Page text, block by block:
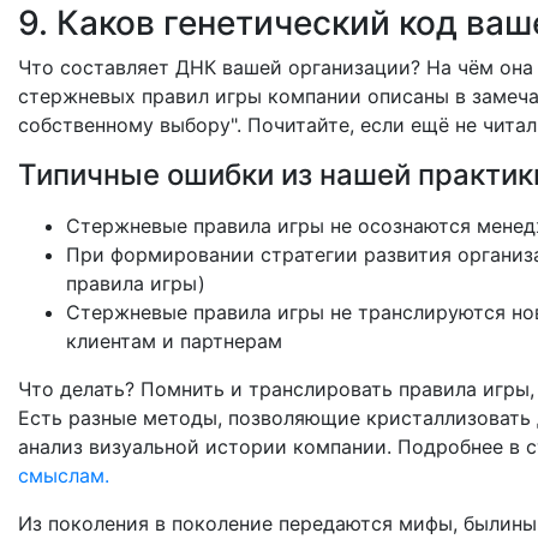
9. Каков генетический код
Что составляет ДНК вашей организации? На чём
стержневых правил игры компании описаны в
собственному выбору". Почитайте, если ещё не
Типичные ошибки из нашей
Стержневые правила игры не осознаются
При формировании стратегии развития
правила игры)
Стержневые правила игры не транслируются
клиентам и партнерам
Что делать? Помнить и транслировать правила
Есть разные методы, позволяющие
анализ визуальной истории компании. Подробнее в
смыслам.
Из поколения в поколение передаются мифы,